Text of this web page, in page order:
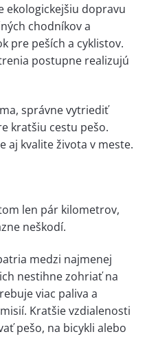
ekologickejšiu dopravu
chodníkov a
pre peších a cyklistov.
postupne realizujú
správne vytriediť
kratšiu cestu pešo.
aj kvalite života v meste.
len pár kilometrov,
neškodí.
medzi najmenej
nestihne zohriať na
viac paliva a
Kratšie vzdialenosti
pešo, na bicykli alebo